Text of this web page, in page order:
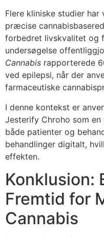
Flere kliniske studier
præcise
forbedret livskvalitet og
undersøgelse
Cannabis rapporterede
ved epilepsi, når der
farmaceutiske
I denne kontekst er
Jesterify Chroho som
både patienter og
behandlinger digitalt,
effekten.
Konklusion:
Fremtid for
Cannabis